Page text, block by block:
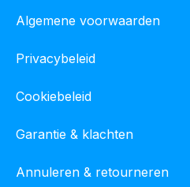
Algemene voorwaarden
Privacybeleid
Cookiebeleid
Garantie & klachten
Annuleren & retourneren